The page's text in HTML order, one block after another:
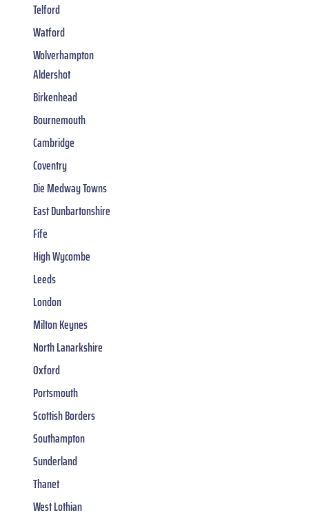
Telford
Watford
Wolverhampton
Aldershot
Birkenhead
Bournemouth
Cambridge
Coventry
Die Medway Towns
East Dunbartonshire
Fife
High Wycombe
Leeds
London
Milton Keynes
North Lanarkshire
Oxford
Portsmouth
Scottish Borders
Southampton
Sunderland
Thanet
West Lothian